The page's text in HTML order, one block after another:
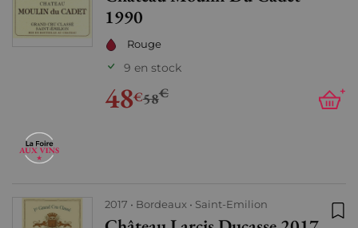
1990
Rouge
9 en stock
48€58€ +
2017 Bordeaux Saint-Emilion